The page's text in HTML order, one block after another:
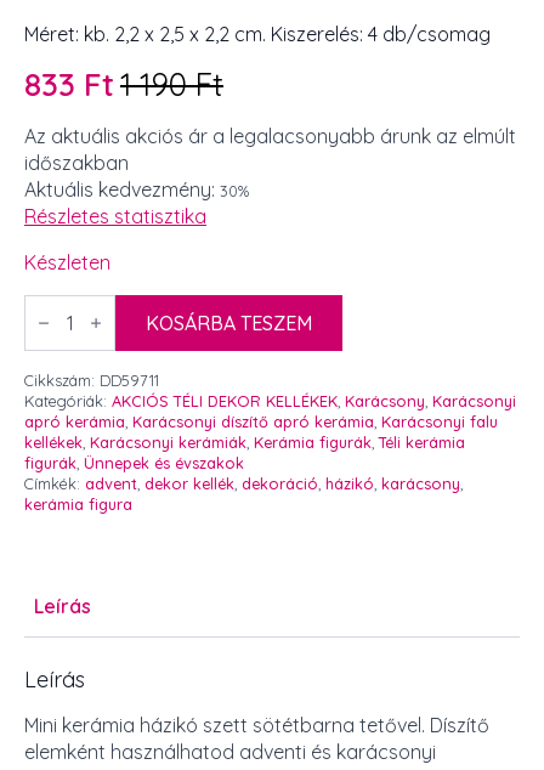
Méret: kb. 2,2 x 2,5 x 2,2 cm. Kiszerelés: 4 db/csomag
1 190Ft
Original
price
was:
1
190 Ft.
833 Ft
Current
price
is:
833 Ft.
Az aktuális akciós ár a legalacsonyabb árunk az elmúlt
időszakban
Aktuális kedvezmény: 30%
Részletes statisztika
Készleten
Mini
kerámia
sötétbarna
tetővel
2,5
cm
4
db
mennyiség
KOSÁRBA TESZEM
Cikkszám: DD59711
Kategóriák: AKCIÓS TÉLI DEKOR KELLÉKEK, Karácsony, Karácsonyi
apró kerámia, Karácsonyi díszítő apró kerámia, Karácsonyi falu
kellékek, Karácsonyi kerámiák, Kerámia figurák,Téli kerámia
figurák, Ünnepek és évszakok
Címkék: advent, dekor kellék, dekoráció, házikó, karácsony,
kerámia figura
Leírás
Leírás
Mini kerámia házikó szett sötétbarna tetővel. Díszítő
elemként használhatod adventi és karácsonyi